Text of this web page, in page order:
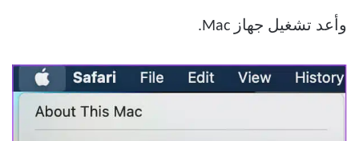
وأعد تشغيل جهاز Mac.